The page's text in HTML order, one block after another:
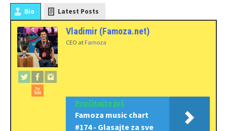
Bio Latest Posts
Vladimir (Famoza.net)
CEO at Famoza
Pročitajte još
Famoza music chart
#174 - Glasajte za sve